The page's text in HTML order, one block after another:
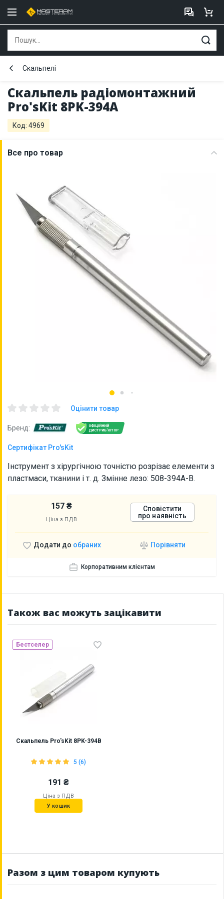
Скальпель радіомонтажний
Pro'sKit 8PK-394A
Скальпелі
Код: 4969
Все про товар
Оцінити товар
Бренд:
ОФІЦІЙНИЙ
ДИСТРИБ'ЮТОР
Сертифікат Pro'sKit
Інструмент з хірургічною точністю розрізає елементи з
пластмаси, тканини і т. д. Змінне лезо: 508-394A-B.
157 ₴
Ціна з ПДВ
Сповістити
про наявність
Додати до обраних Порівняти
Корпоративним клієнтам
Також вас можуть зацікавити
Бестселер
Скальпель Pro'sKit 8PK-394B
5 (6)
191 ₴
Ціна з ПДВ
У кошик
Наявність на складі:
Львів
Разом з цим товаром купують